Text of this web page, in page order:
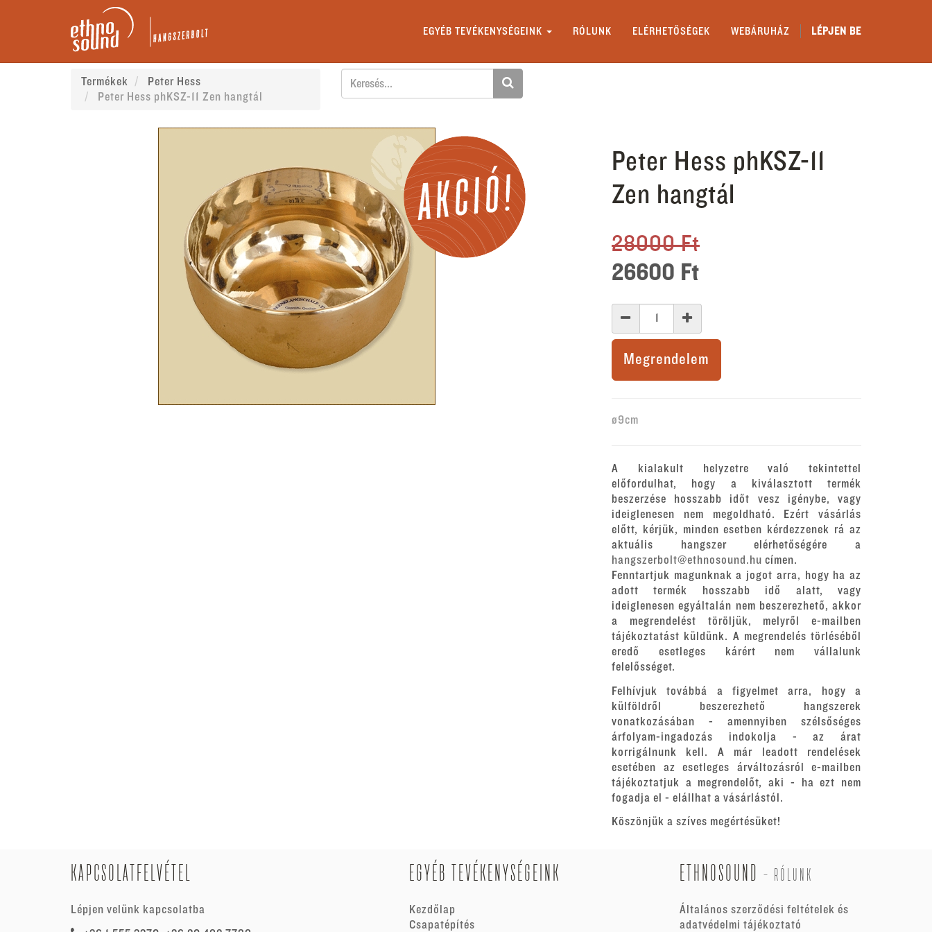
EGYÉB TEVÉKENYSÉGEINK RÓLUNK ELÉRHETŐSÉGEK WEBÁRUHÁZ LÉPJEN BE
Termékek
Peter Hess
Peter Hess phKSZ-11 Zen hangtál
Peter Hess phKSZ-11
Zen hangtál
28000Ft
26600 Ft
Megrendelem
ø9cm
A kialakult helyzetre való tekintettel
előfordulhat, hogy a kiválasztott termék
beszerzése hosszabb időt vesz igénybe, vagy
ideiglenesen nem megoldható. Ezért vásárlás
előtt, kérjük, minden esetben kérdezzenek rá az
aktuális hangszer elérhetőségére a
hangszerbolt@ethnosound.hu címen.
Fenntartjuk magunknak a jogot arra, hogy ha az
adott termék hosszabb idő alatt, vagy
ideiglenesen egyáltalán nem beszerezhető, akkor
a megrendelést töröljük, melyről e-mailben
tájékoztatást küldünk. A megrendelés törléséből
eredő esetleges kárért nem vállalunk
felelősséget.
Felhívjuk továbbá a figyelmet arra, hogy a
külföldről beszerezhető hangszerek
vonatkozásában - amennyiben szélsőséges
árfolyam-ingadozás indokolja - az árat
korrigálnunk kell. A már leadott rendelések
esetében az esetleges árváltozásról e-mailben
tájékoztatjuk a megrendelőt, aki - ha ezt nem
fogadja el - elállhat a vásárlástól.
Köszönjük a szíves megértésüket!
KAPCSOLATFELVÉTEL
Lépjen velünk kapcsolatba
EGYÉB TEVÉKENYSÉGEINK
Kezdőlap
Csapatépítés
ETHNOSOUND - RÓLUNK
Általános szerződési feltételek és
adatvédelmi tájékoztató